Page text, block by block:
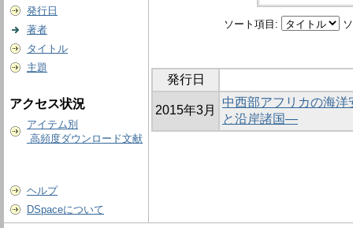
発行日
著者
タイトル
主題
アクセス状況
アイテム別
高頻度ダウンロード文献
ヘルプ
DSpaceについて
ソート項目:
発行日
2015年3月
中西部アフリカの海
と沿岸諸国―